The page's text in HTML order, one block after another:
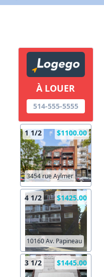
À LOUER
514-555-5555
1 1/2 $1100.00
3454 rue Aylmer
4 1/2 $1425.00
10160 Av. Papineau
3 1/2 $1445.00